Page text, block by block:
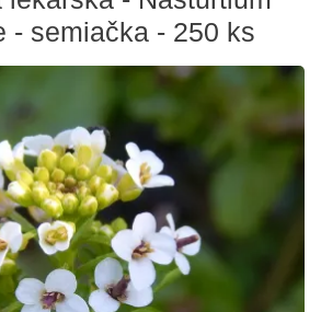
- semiačka - 250 ks